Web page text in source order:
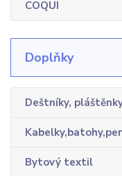
COQUI
Doplňky
Deštníky,
Bytový textil